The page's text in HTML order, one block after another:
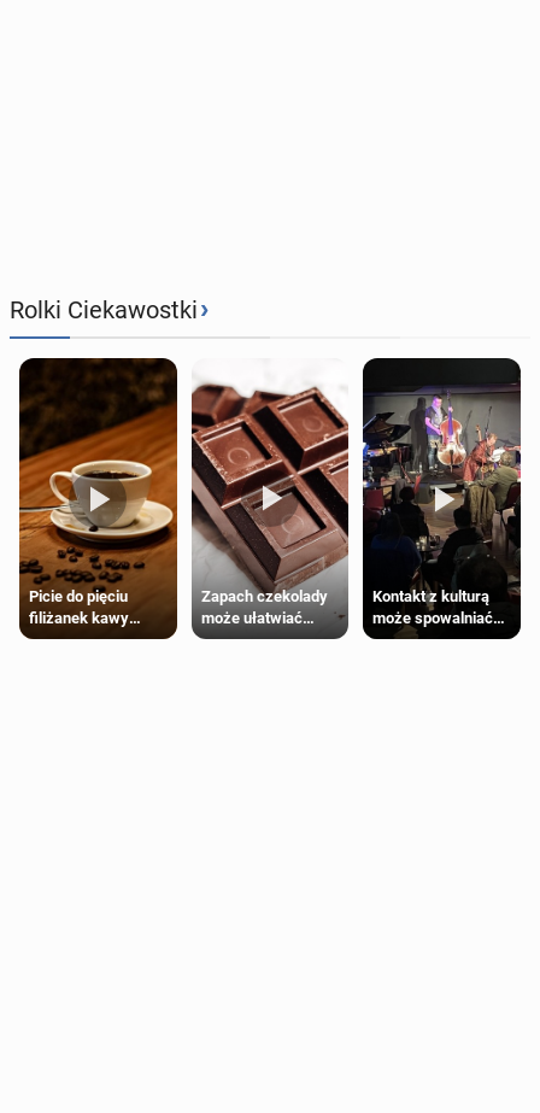
Rolki Ciekawostki›
Picie do pięciu
filiżanek kawy
dziennie jest
Zapach czekolady
może ułatwiać
trening siłowy
Kontakt z kulturą
może spowalniać
starzenie